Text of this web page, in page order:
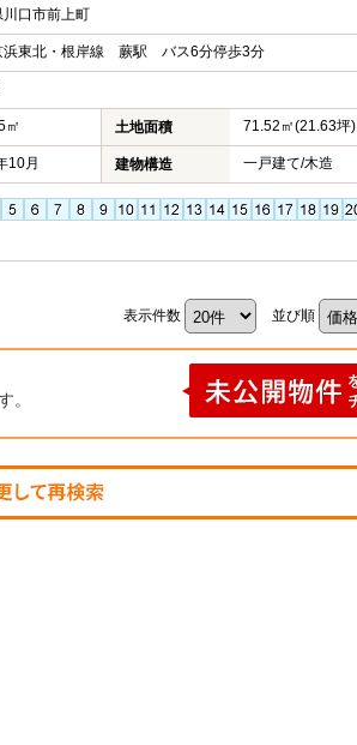
川口市前上町
浜東北・根岸線 蕨駅 バス6分停歩3分
㎡ 土地面積 71.52㎡(21.63坪)
10月 建物構造 一戸建て/木造
表示件数 並び順
。